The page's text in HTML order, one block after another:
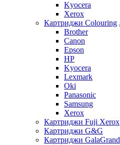
Kyocera
Xerox
Картриджи Colouring
Brother
Canon
Epson
HP
Kyocera
Lexmark
Oki
Panasonic
Samsung
Xerox
Картриджи Fuji Xerox
Картриджи G&G
Картриджи GalaGrand